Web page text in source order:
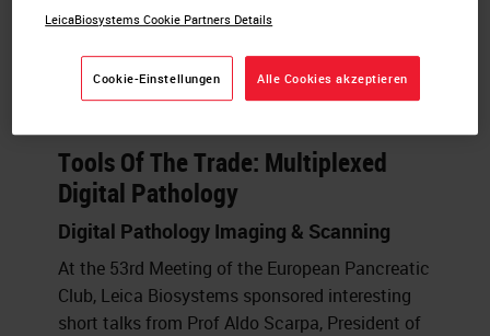
Published Pieces by
Dr. Rita
Tools Of The Trade: Multiplexed
Digital Pathology
Digital Pathology Imaging & Scanning
At the 53rd Meeting of the European Pancreatic
Club, Leica Biosystems sponsored interesting
short talks from Prof Aldo Scarpa, President of
LeicaBiosystems Cookie Partners Details
Cookie-Einstellungen Alle Cookies akzeptieren